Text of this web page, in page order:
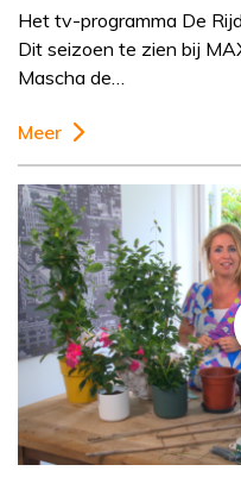
Het tv-programma De
Dit seizoen te zien bij
Mascha de…
Meer